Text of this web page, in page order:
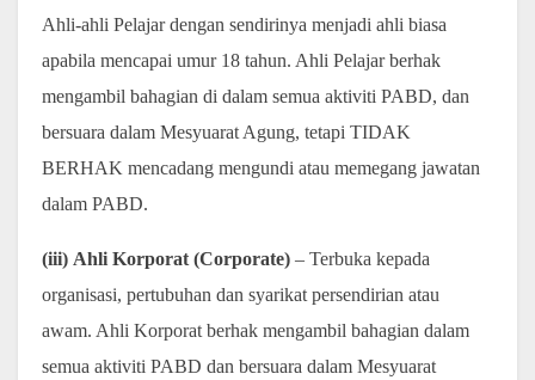
Ahli-ahli Pelajar dengan sendirinya menjadi ahli biasa
apabila mencapai umur 18 tahun. Ahli Pelajar berhak
mengambil bahagian di dalam semua aktiviti PABD, dan
bersuara dalam Mesyuarat Agung, tetapi TIDAK
BERHAK mencadang mengundi atau memegang jawatan
dalam PABD.
(iii) Ahli Korporat (Corporate) – Terbuka kepada
organisasi, pertubuhan dan syarikat persendirian atau
awam. Ahli Korporat berhak mengambil bahagian dalam
semua aktiviti PABD dan bersuara dalam Mesyuarat